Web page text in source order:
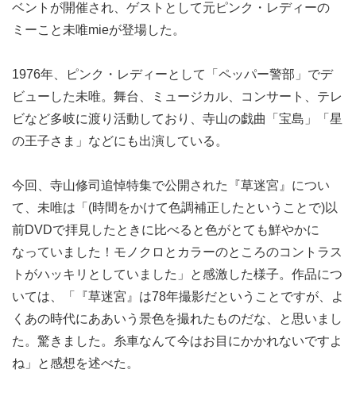
ベントが開催され、ゲストとして元ピンク・レディーの
ミーこと未唯mieが登場した。
1976年、ピンク・レディーとして「ペッパー警部」でデ
ビューした未唯。舞台、ミュージカル、コンサート、テレ
ビなど多岐に渡り活動しており、寺山の戯曲「宝島」「星
の王子さま」などにも出演している。
今回、寺山修司追悼特集で公開された『草迷宮』につい
て、未唯は「(時間をかけて色調補正したということで)以
前DVDで拝見したときに比べると色がとても鮮やかに
なっていました！モノクロとカラーのところのコントラス
トがハッキリとしていました」と感激した様子。作品につ
いては、「『草迷宮』は78年撮影だということですが、よ
くあの時代にああいう景色を撮れたものだな、と思いまし
た。驚きました。糸車なんて今はお目にかかれないですよ
ね」と感想を述べた。